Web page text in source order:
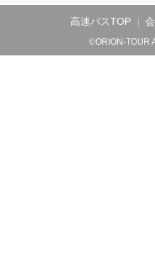
高速バスTOP
©ORION-TOUR